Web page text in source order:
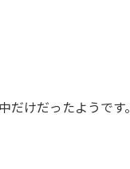
けだったようです。